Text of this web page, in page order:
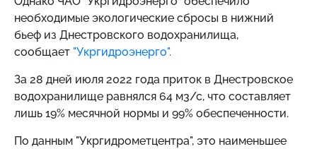
необходимые экологические сбросы в нижний
бьеф из Днестровского водохранилища,
сообщает "Укргидроэнерго".
За 28 дней июля 2022 года приток в Днестровское
водохранилище равнялся 64 м3/с, что составляет
лишь 19% месячной нормы и 99% обеспеченности.
По данным "Укргидрометцентра", это наименьшее